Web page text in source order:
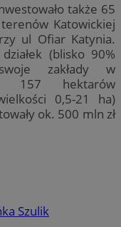
także 65
Katowickiej
ul Ofiar Katynia.
(blisko 90%
zakłady w
157 hektarów
0,5-21 ha)
ok. 500 mln zł
Szulik